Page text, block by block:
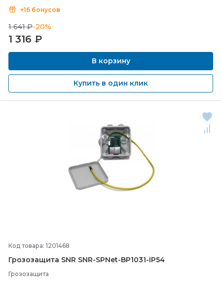
+16 бонусов
1 641 ₽-20%
1 316 ₽
В корзину
Купить в один клик
Код товара: 1201468
Грозозащита SNR SNR-SPNet-BP1031-IP54
Грозозащита